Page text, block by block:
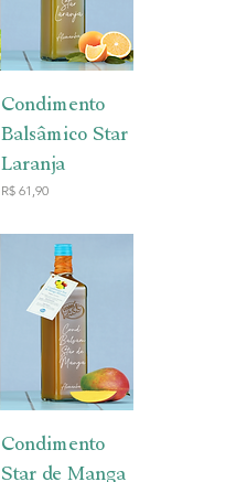
Condimento
Balsâmico Star
Laranja
Preço
R$ 61,90
Condimento
Star de Manga